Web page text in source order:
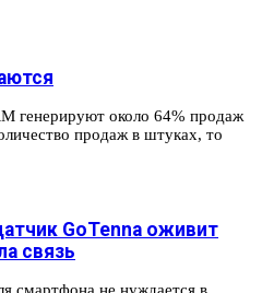
генерируют около 64% продаж
продаж в штуках, то
GoTenna оживит
связь